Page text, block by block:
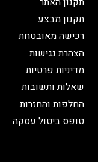
תקנון מבצע
רכישה מאובטחת
הצהרת נגישות
מדיניות פרטיות
שאלות ותשובות
החלפות והחזרות
טופס ביטול עסקה